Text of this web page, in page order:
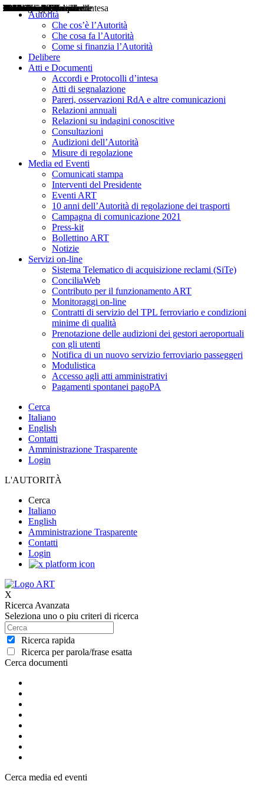
Autorità
Che cos’è l’Autorità
Che cosa fa l’Autorità
Come si finanzia l’Autorità
Delibere
Atti e Documenti
Accordi e Protocolli d’intesa
Atti di segnalazione
Pareri, osservazioni RdA e altre comunicazioni
Relazioni annuali
Relazioni su indagini conoscitive
Consultazioni
Audizioni dell’Autorità
Misure di regolazione
Media ed Eventi
Comunicati stampa
Interventi del Presidente
Eventi ART
10 anni dell’Autorità di regolazione dei trasporti
Campagna di comunicazione 2021
Press-kit
Bollettino ART
Notizie
Servizi on-line
Sistema Telematico di acquisizione reclami (SiTe)
ConciliaWeb
Contributo per il funzionamento ART
Monitoraggi on-line
Contratti di servizio del TPL ferroviario e condizioni
minime di qualità
Prenotazione delle audizioni dei gestori aeroportuali
con gli utenti
Notifica di un nuovo servizio ferroviario passeggeri
Modulistica
Accesso agli atti amministrativi
Pagamenti spontanei pagoPA
Cerca
Italiano
English
Contatti
Amministrazione Trasparente
Login
L'AUTORITÀ
Cerca
Italiano
English
Amministrazione Trasparente
Contatti
Login
X
Ricerca Avanzata
Seleziona uno o piu criteri di ricerca
Ricerca rapida
Ricerca per parola/frase esatta
Cerca documenti
Delibere
Pareri
Consultazioni
Audizioni
Atti di Segnalazione
Accordi e Protocolli d'Intesa
Relazioni annuali
Misure di regolazione
Cerca media ed eventi
Notizie
Comunicati Stampa
Bollettini ART
Convegni ART
Interviste del Presidente
Articoli in primo piano
Interventi del Presidente
2004
2005
2010
2013
2014
2015
2016
2017
2018
2019
202
2020
2021
2022
2023
2024
2025
2026
Aereo
Marittimo
Terrestre